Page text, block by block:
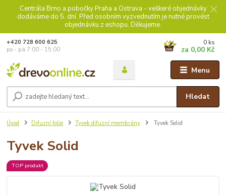
Centrála Brno a pobočky Praha a Ostrava - veškeré objednávky
dodáváme do 5. dní. Před osobním vyzvednutím je nutné provést
objednávku z eshopu. Děkujeme.
Menu
Hledat
+420 728 600 625
po - pá 7:00 - 15:00
0 ks
za 0,00 Kč
Úvod Difuzní folie Tyvek difuzní membrány Tyvek Solid
Tyvek Solid
TOP produkt